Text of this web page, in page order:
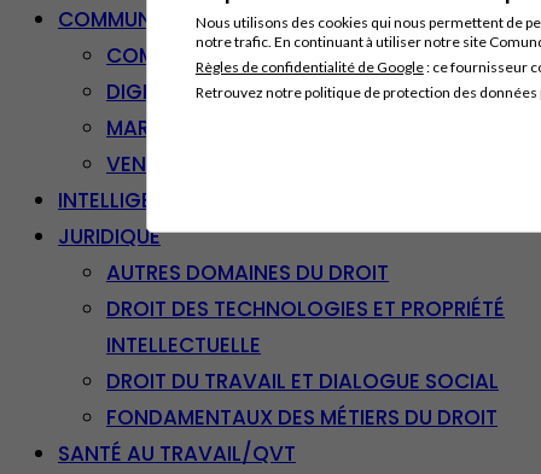
Nous utilisons des cookies qui nous permettent de
notre trafic. En continuant à utiliser notre site
Règles de confidentialité de Google: ce fournisseur
Retrouvez notre politique de protection des
COMMUNICATION/DIGITAL
COMMUNICATION
DIGITAL
MARKETING
VENTE – RELATION CLIENT
INTELLIGENCE ARTIFICIELLE
JURIDIQUE
AUTRES DOMAINES DU DROIT
DROIT DES TECHNOLOGIES ET PROPRIÉTÉ
INTELLECTUELLE
DROIT DU TRAVAIL ET DIALOGUE SOCIAL
FONDAMENTAUX DES MÉTIERS DU DROIT
SANTÉ AU TRAVAIL/QVT